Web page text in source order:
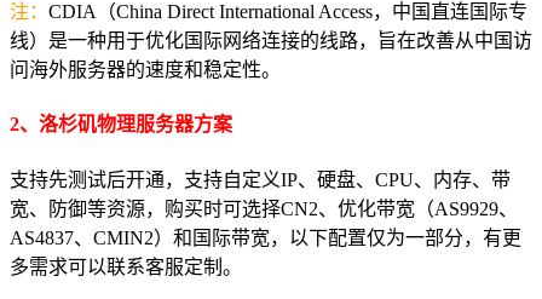
注： CDIA（China Direct International Access，中国直连国际专
线）是一种用于优化国际网络连接的线路，旨在改善从中国访
问海外服务器的速度和稳定性。
2、洛杉矶物理服务器方案
支持先测试后开通，支持自定义IP、硬盘、CPU、内存、带
宽、防御等资源，购买时可选择CN2、优化带宽（AS9929、
AS4837、CMIN2）和国际带宽，以下配置仅为一部分，有更
多需求可以联系客服定制。